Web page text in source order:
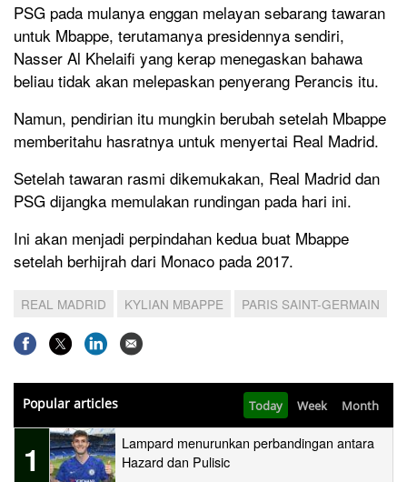
PSG pada mulanya enggan melayan sebarang tawaran
untuk Mbappe, terutamanya presidennya sendiri,
Nasser Al Khelaifi yang kerap menegaskan bahawa
beliau tidak akan melepaskan penyerang Perancis itu.
Namun, pendirian itu mungkin berubah setelah Mbappe
memberitahu hasratnya untuk menyertai Real Madrid.
Setelah tawaran rasmi dikemukakan, Real Madrid dan
PSG dijangka memulakan rundingan pada hari ini.
Ini akan menjadi perpindahan kedua buat Mbappe
setelah berhijrah dari Monaco pada 2017.
REAL MADRID KYLIAN MBAPPE PARIS SAINT-GERMAIN
Popular articles Today Week Month
1
Lampard menurunkan perbandingan antara
Hazard dan Pulisic